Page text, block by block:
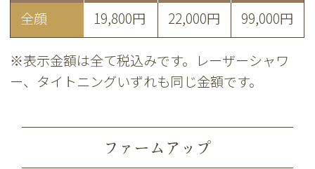
全顔 19,800円 22,000円 99,000円
※表示金額は全て税込みです。レーザーシャワ
ー、タイトニングいずれも同じ金額です。
ファームアップ